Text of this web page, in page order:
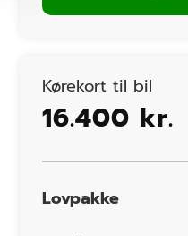
Kørekort til bil
16.400 kr.
Lovpakke